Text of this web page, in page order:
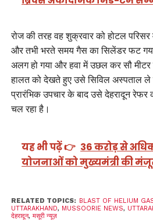
रोज की तरह वह शुक्रवार को होटल परिसर
और तभी भरते समय गैस का सिलेंडर फट
अलग हो गया और हवा में उछल कर सौ मीटर
हालत को देखते हुए उसे सिविल अस्पताल ले
प्रारंभिक उपचार के बाद उसे देहरादून
चल रहा है।
यह भी पढ़ें 👉 36 करोड़ से
योजनाओं को मुख्यमंत्री की
RELATED TOPICS: BLAST OF HELIUM
UTTARAKHAND, MUSSOORIE NEWS,
देहरादून, मसूरी न्यूज़